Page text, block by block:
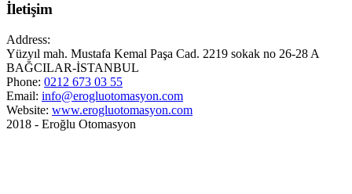
İletişim
Address:
Yüzyıl mah. Mustafa Kemal Paşa Cad. 2219 sokak no 26-28 A
BAĞCILAR-İSTANBUL
Phone: 0212 673 03 55
Email: info@erogluotomasyon.com
Website: www.erogluotomasyon.com
2018 - Eroğlu Otomasyon